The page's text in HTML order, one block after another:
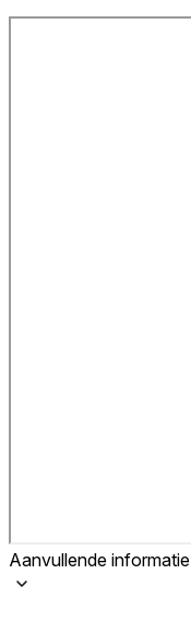
Aanvullende informatie